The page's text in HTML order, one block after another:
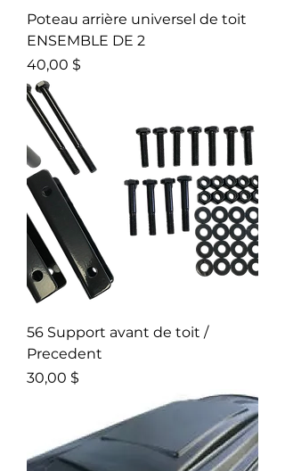
Poteau arrière universel de toit
ENSEMBLE DE 2
Prix
40,00 $
56 Support avant de toit /
Precedent
Prix
30,00 $